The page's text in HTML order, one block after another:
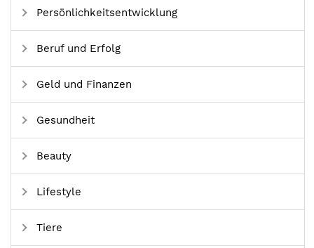
Persönlichkeitsentwicklung
Beruf und Erfolg
Geld und Finanzen
Gesundheit
Beauty
Lifestyle
Tiere